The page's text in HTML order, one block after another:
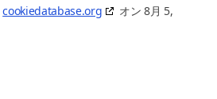
cookiedatabase.org
オン 8月 5,